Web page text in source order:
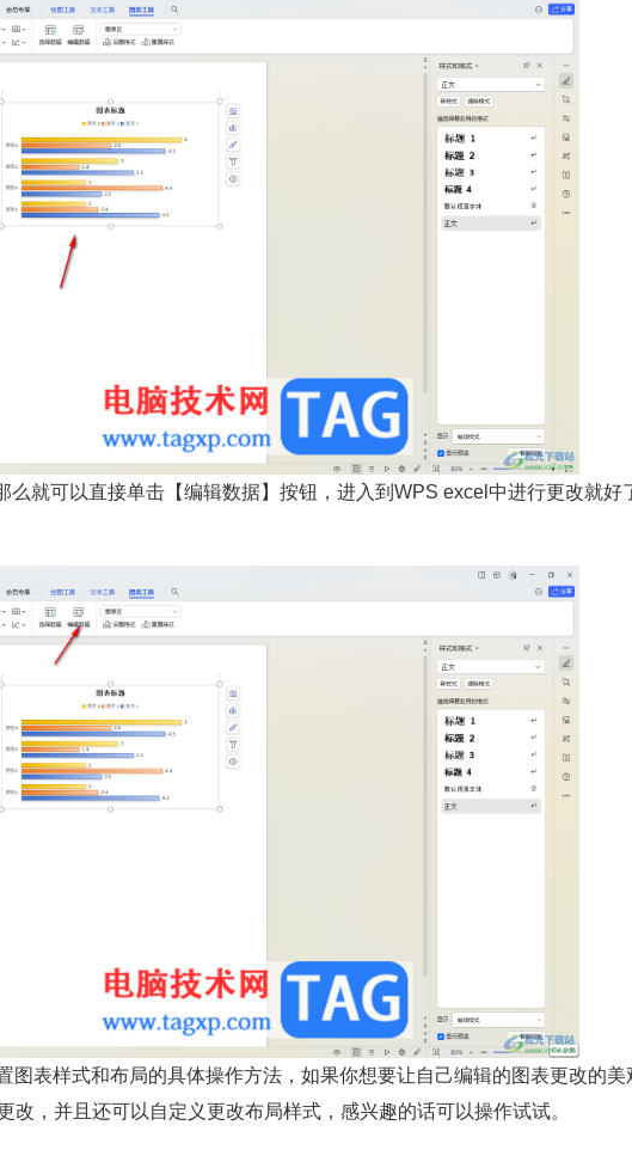
就可以直接单击【编辑数据】按钮，进入到WPS excel中进行更改就好
表样式和布局的具体操作方法，如果你想要让自己编辑的图表更改的美
，并且还可以自定义更改布局样式，感兴趣的话可以操作试试。